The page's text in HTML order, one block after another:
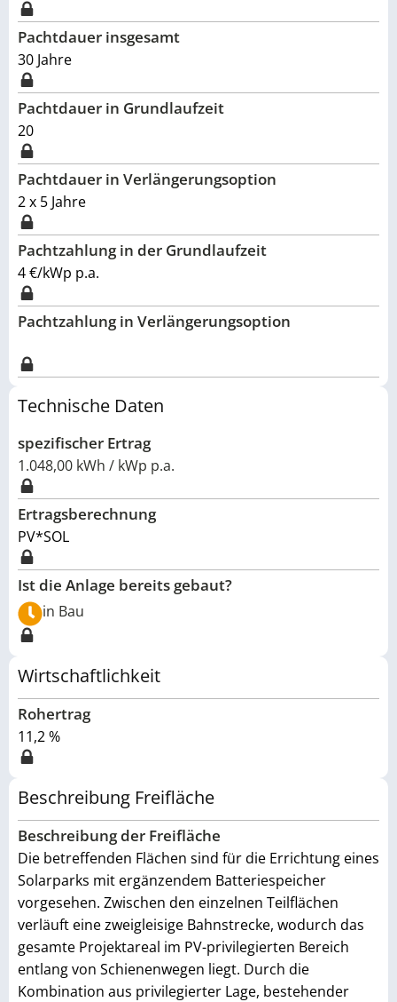
Wirtschaftlichkeit
Rohertrag
11,2 %
Pachtdauer insgesamt
30 Jahre
Pachtdauer in Grundlaufzeit
20
Pachtdauer in Verlängerungsoption
2 x 5 Jahre
Pachtzahlung in der Grundlaufzeit
4 €/kWp p.a.
Pachtzahlung in Verlängerungsoption
Technische Daten
spezifischer Ertrag
1.048,00 kWh / kWp p.a.
Ertragsberechnung
PV*SOL
Ist die Anlage bereits gebaut?
in Bau
Beschreibung Freifläche
Beschreibung der Freifläche
Die betreffenden Flächen sind für die Errichtung eines
Solarparks mit ergänzendem Batteriespeicher
vorgesehen. Zwischen den einzelnen Teilflächen
verläuft eine zweigleisige Bahnstrecke, wodurch das
gesamte Projektareal im PV-privilegierten Bereich
entlang von Schienenwegen liegt. Durch die
Kombination aus privilegierter Lage, bestehender